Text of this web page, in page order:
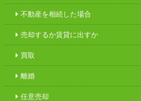
不動産を相続した場合
売却するか賃貸に出すか
買取
離婚
任意売却